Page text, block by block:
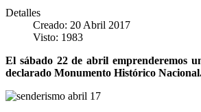
Detalles
Creado: 20 Abril 2017
Visto: 1983
El sábado 22 de abril emprenderemos
declarado Monumento Histórico